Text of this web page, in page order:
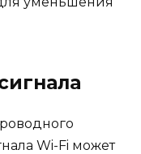
Wi-Fi может